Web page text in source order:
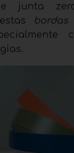
junta
bordas